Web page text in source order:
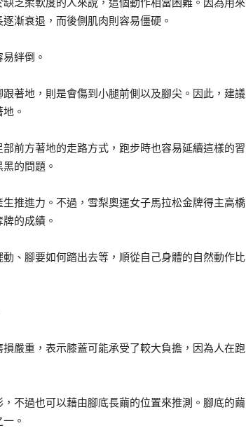
乏柔軟度的人來說，這個動作相當困難。因為用來
漸衰退，而後側肌肉則容易僵硬。
絆倒。
著地，則是會傷到小腿前側以及腳尖。因此，建議
。
前方著地的走路方式，跑步時也容易延續這樣的習
的問題。
推進力。不過，雪梨奧運女子馬拉松金牌得主高橋
的成績。
、腳要如何踏出去等，順從自己身體的自然動作比
嚴重，表示膝蓋可能承受了較大負擔，因為人在跑
不過也可以藉由腳底長繭的位置來推測。腳底的繭
。